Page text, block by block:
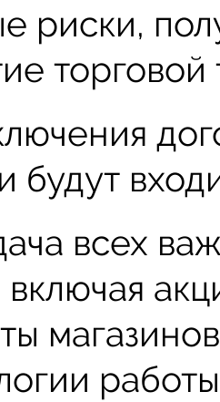
риски,
торговой
будут
всех
включая